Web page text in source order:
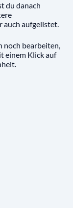
du danach
auch aufgelistet.
noch bearbeiten,
einem Klick auf